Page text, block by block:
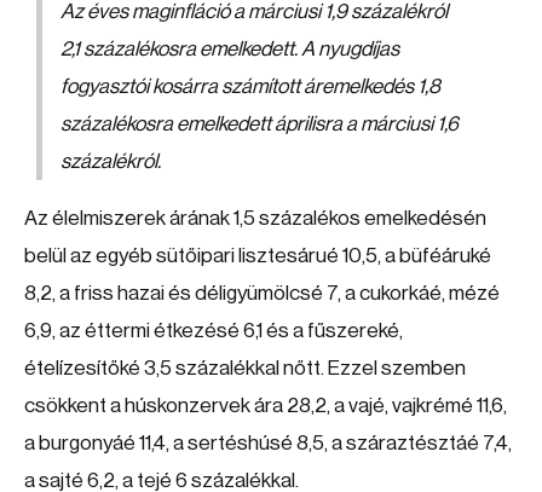
Az éves maginfláció a márciusi 1,9 százalékról
2,1 százalékosra emelkedett. A nyugdíjas
fogyasztói kosárra számított áremelkedés 1,8
százalékosra emelkedett áprilisra a márciusi 1,6
százalékról.
Az élelmiszerek árának 1,5 százalékos emelkedésén
belül az egyéb sütőipari lisztesárué 10,5, a büféáruké
8,2, a friss hazai és déligyümölcsé 7, a cukorkáé, mézé
6,9, az éttermi étkezésé 6,1 és a fűszereké,
ételízesítőké 3,5 százalékkal nőtt. Ezzel szemben
csökkent a húskonzervek ára 28,2, a vajé, vajkrémé 11,6,
a burgonyáé 11,4, a sertéshúsé 8,5, a száraztésztáé 7,4,
a sajté 6,2, a tejé 6 százalékkal.